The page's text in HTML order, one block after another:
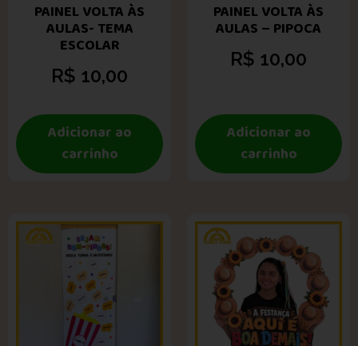
PAINEL VOLTA ÀS
AULAS- TEMA
ESCOLAR
R$ 10,00
Adicionar ao
carrinho
PAINEL VOLTA ÀS
AULAS – PIPOCA
R$ 10,00
Adicionar ao
carrinho